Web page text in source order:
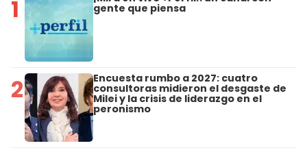
1 gente que piensa
2 Encuesta rumbo a 2027: cuatro
consultoras midieron el desgaste de
Milei y la crisis de liderazgo en el
peronismo